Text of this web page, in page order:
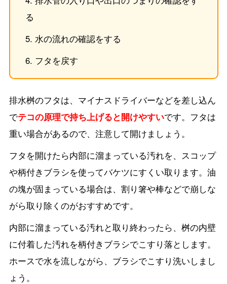
る
水の流れの確認をする
フタを戻す
排水桝のフタは、マイナスドライバーなどを差し込ん
でテコの原理で持ち上げると開けやすいです。フタは
重い場合があるので、注意して開けましょう。
フタを開けたら内部に溜まっている汚れを、スコップ
や柄付きブラシを使ってバケツにすくい取ります。油
の塊が固まっている場合は、割り箸や棒などで崩しな
がら取り除くのがおすすめです。
内部に溜まっている汚れと取り終わったら、桝の内壁
に付着した汚れを柄付きブラシでこすり落とします。
ホースで水を流しながら、ブラシでこすり洗いしまし
ょう。